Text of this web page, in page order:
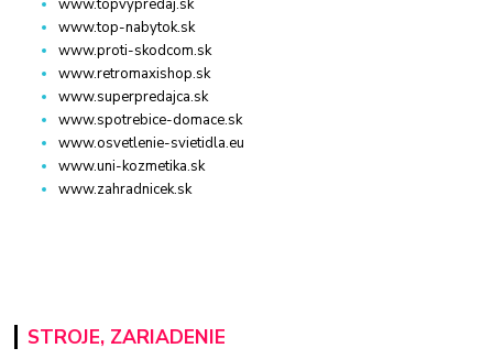
www.topvypredaj.sk
www.top-nabytok.sk
www.proti-skodcom.sk
www.retromaxishop.sk
www.superpredajca.sk
www.spotrebice-domace.sk
www.osvetlenie-svietidla.eu
www.uni-kozmetika.sk
www.zahradnicek.sk
STROJE, ZARIADENIE